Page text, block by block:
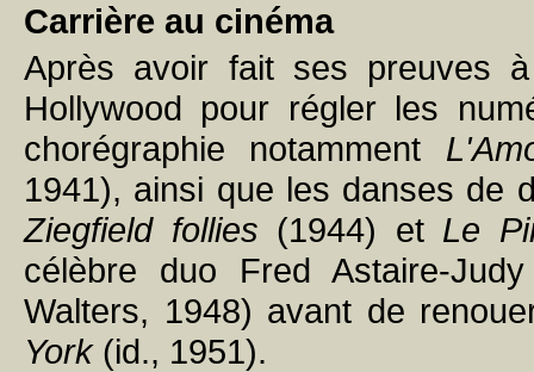
Carrière au cinéma
Après avoir fait ses preuves
Hollywood pour régler les
chorégraphie notamment
1941), ainsi que les danses de
Ziegfield follies (1944) et Le
célèbre duo Fred Astaire-
Walters, 1948) avant de
York(id., 1951).